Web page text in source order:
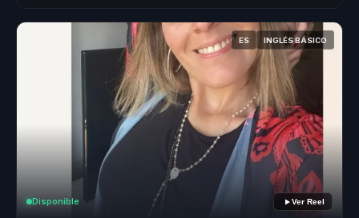
ES INGLÉS BÁSICO
Disponible Ver Reel